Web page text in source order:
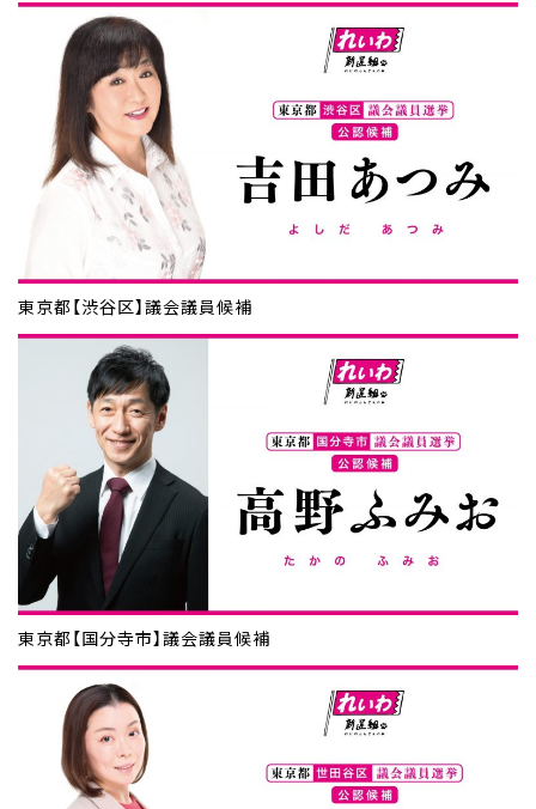
東京都【渋谷区】議会議員候補
東京都【国分寺市】議会議員候補